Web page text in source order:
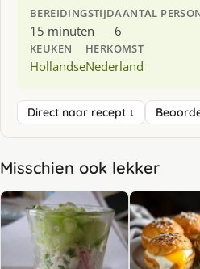
BEREIDINGSTIJD
15 minuten
AANTAL
6
KEUKEN
Hollandse
HERKOMST
Nederland
Direct naar recept ↓
Misschien ook lekker